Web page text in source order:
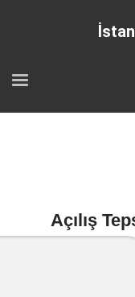
Açılış